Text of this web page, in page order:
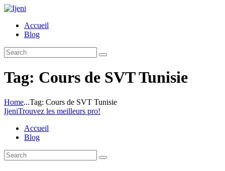
Accueil
Blog
Tag: Cours de SVT Tunisie
Home...Tag: Cours de SVT Tunisie
IjeniTrouvez les meilleurs pro!
Accueil
Blog